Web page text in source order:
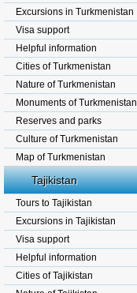
Excursions in Turkmenistan
Visa support
Helpful information
Cities of Turkmenistan
Nature of Turkmenistan
Monuments of Turkmenistan
Reserves and parks
Culture of Turkmenistan
Map of Turkmenistan
Tajikistan
Tours to Tajikistan
Excursions in Tajikistan
Visa support
Helpful information
Cities of Tajikistan